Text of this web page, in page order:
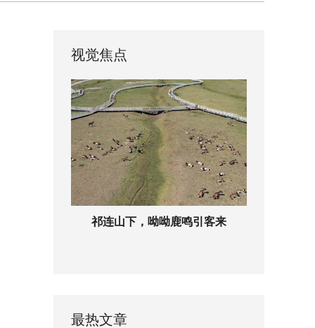
视觉焦点
祁连山下，呦呦鹿鸣引客来
最热文章